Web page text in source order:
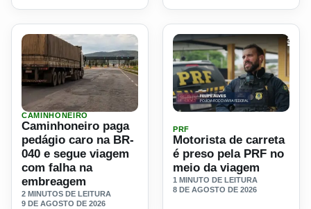
Ler materia: Caminhoneiro paga pedágio caro na BR-040
CAMINHONEIRO
Caminhoneiro paga
pedágio caro na BR-
040 e segue viagem
com falha na
embreagem
2 MINUTOS DE LEITURA
9 DE AGOSTO DE 2026
PRF
Motorista de carreta
é preso pela PRF no
meio da viagem
1 MINUTO DE LEITURA
8 DE AGOSTO DE 2026